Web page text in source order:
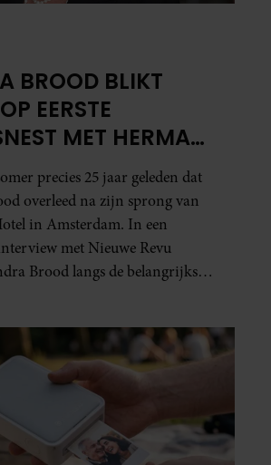
BROOD BLIKT
EERSTE
MET HERMAN
“HIER IS LOLA
precies 25 jaar geleden dat
overleed na zijn sprong van
in Amsterdam. In een
met Nieuwe Revu
Brood langs de belangrijkste
roept een stortvloed aan
op. Daar begon hun leven
dochter Lola geboren.